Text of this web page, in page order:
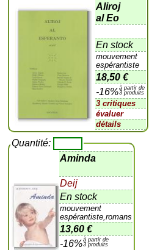
Aliroj
al Eo
En stock
mouvement
espérantiste
18,50 €
-16%à partir de
3 produits
3 critiques
évaluer
détails
Quantité:
Aminda
Deij
En stock
mouvement
espérantiste,romans
13,60 €
-16%à partir de
3 produits